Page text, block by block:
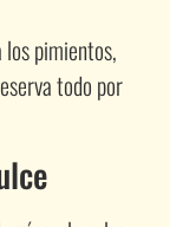
pimientos,
todo por